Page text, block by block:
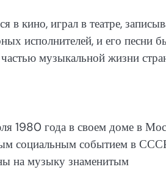
в кино, играл в театре,
исполнителей, и его песни
музыкальной жизни
1980 года в своем доме в
социальным событием в
на музыку знаменитым